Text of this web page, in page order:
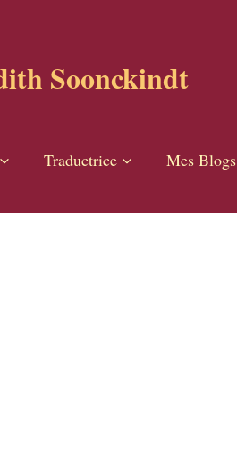
Soonckindt
Traductrice Mes Blogs